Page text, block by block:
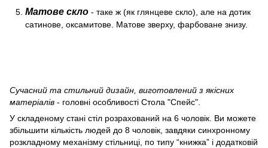
Матове скло - таке ж (як глянцеве скло), але на дотик
сатинове, оксамитове. Матове зверху, фарбоване знизу.
Сучасний та стильний дизайн, виготовлений з якісних
матеріалів - головні особливості Стола "Спейс".
У складеному стані стіл розрахований на 6 чоловік. Ви можете
збільшити кількість людей до 8 чоловік, завдяки синхронному
розкладному механізму стільниці, по типу “книжка” і додатковій